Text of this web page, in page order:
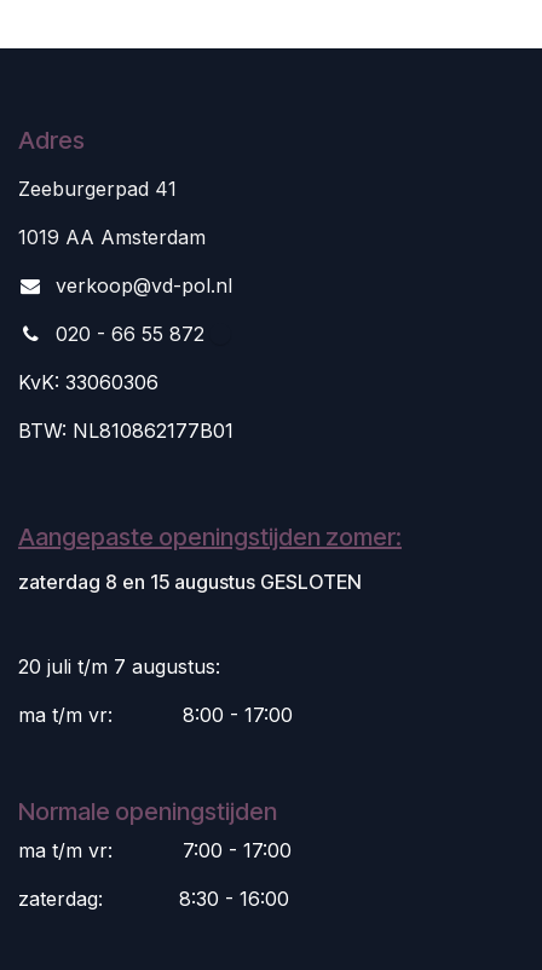
Adres
Zeeburgerpad 41
1019 AA Amsterdam
verkoop@vd-pol.nl
020 - 66 55 872
KvK: 33060306
BTW: NL810862177B01
Aangepaste openingstijden zomer:
zaterdag 8 en 15 augustus GESLOTEN
20 juli t/m 7 augustus:
ma t/m vr:
​8:00 - 17:00
Normale openingstijden
ma t/m vr:
​7:00 - 17:00
zaterdag:
​8:30 - 16:00